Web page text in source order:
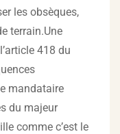
les obsèques,
terrain.Une
418 du
mandataire
du majeur
comme c’est le